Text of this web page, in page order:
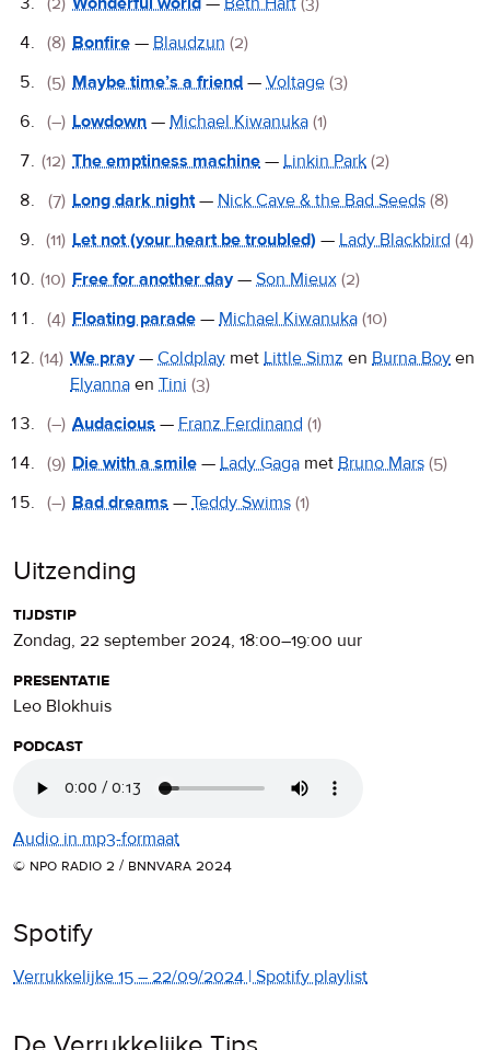
(8) Bonfire — Blaudzun (2)
(5) Maybe time’s a friend — Voltage (3)
(–) Lowdown — Michael Kiwanuka (1)
(12) The emptiness machine — Linkin Park (2)
(7) Long dark night— Nick Cave & the Bad Seeds (8)
(11) Let not (your heart be troubled) — Lady Blackbird (4)
(10) Free for another day— Son Mieux (2)
(4) Floating parade — Michael Kiwanuka (10)
(14) We pray— Coldplay met Little Simz en Burna Boy en
Elyanna en Tini (3)
(–) Audacious — Franz Ferdinand (1)
(9) Die with a smile — Lady Gaga met Bruno Mars (5)
(–) Bad dreams — Teddy Swims (1)
Uitzending
tijdstip
zondag, 22 september 2024, 18:00–19:00 uur
presentatie
Leo Blokhuis
podcast
Audio in mp3-formaat
© npo radio 2 / bnnvara 2024
Spotify
Verrukkelijke 15 – 22/09/2024 | Spotify playlist